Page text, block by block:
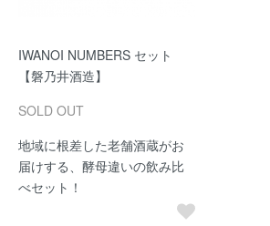
IWANOI NUMBERS セット
【磐乃井酒造】
SOLD OUT
地域に根差した老舗酒蔵がお
届けする、酵母違いの飲み比
べセット！